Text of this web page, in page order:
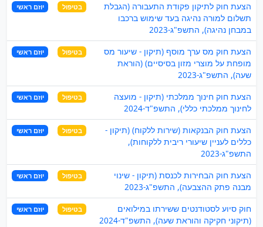
הצעת חוק לתיקון פקודת התעבורה (הגבלת
תשלום למורה נהיגה בעד שימוש ברכבו
במבחן נהיגה), התשפ"ג-2023
בטיפול יוזם ראשי
הצעת חוק מס ערך מוסף (תיקון - שיעור מס
מופחת על מוצרי מזון בסיסיים) (הוראת
שעה), התשפ"ג-2023
בטיפול יוזם ראשי
הצעת חוק חינוך ממלכתי (תיקון - מועצה
לחינוך ממלכתי כללי), התשפ"ד-2024
בטיפול יוזם ראשי
הצעת חוק הבנקאות (שירות ללקוח) (תיקון -
כללים לעניין שיעורי ריבית ללקוחות),
התשפ"ג-2023
בטיפול יוזם ראשי
הצעת חוק הבחירות לכנסת (תיקון - שינוי
מבנה פתק ההצבעה), התשפ"ג-2023
בטיפול יוזם ראשי
חוק סיוע לסטודנטים ששירתו במילואים
(תיקוני חקיקה והוראת שעה), התשפ"ד-2024
בטיפול יוזם ראשי